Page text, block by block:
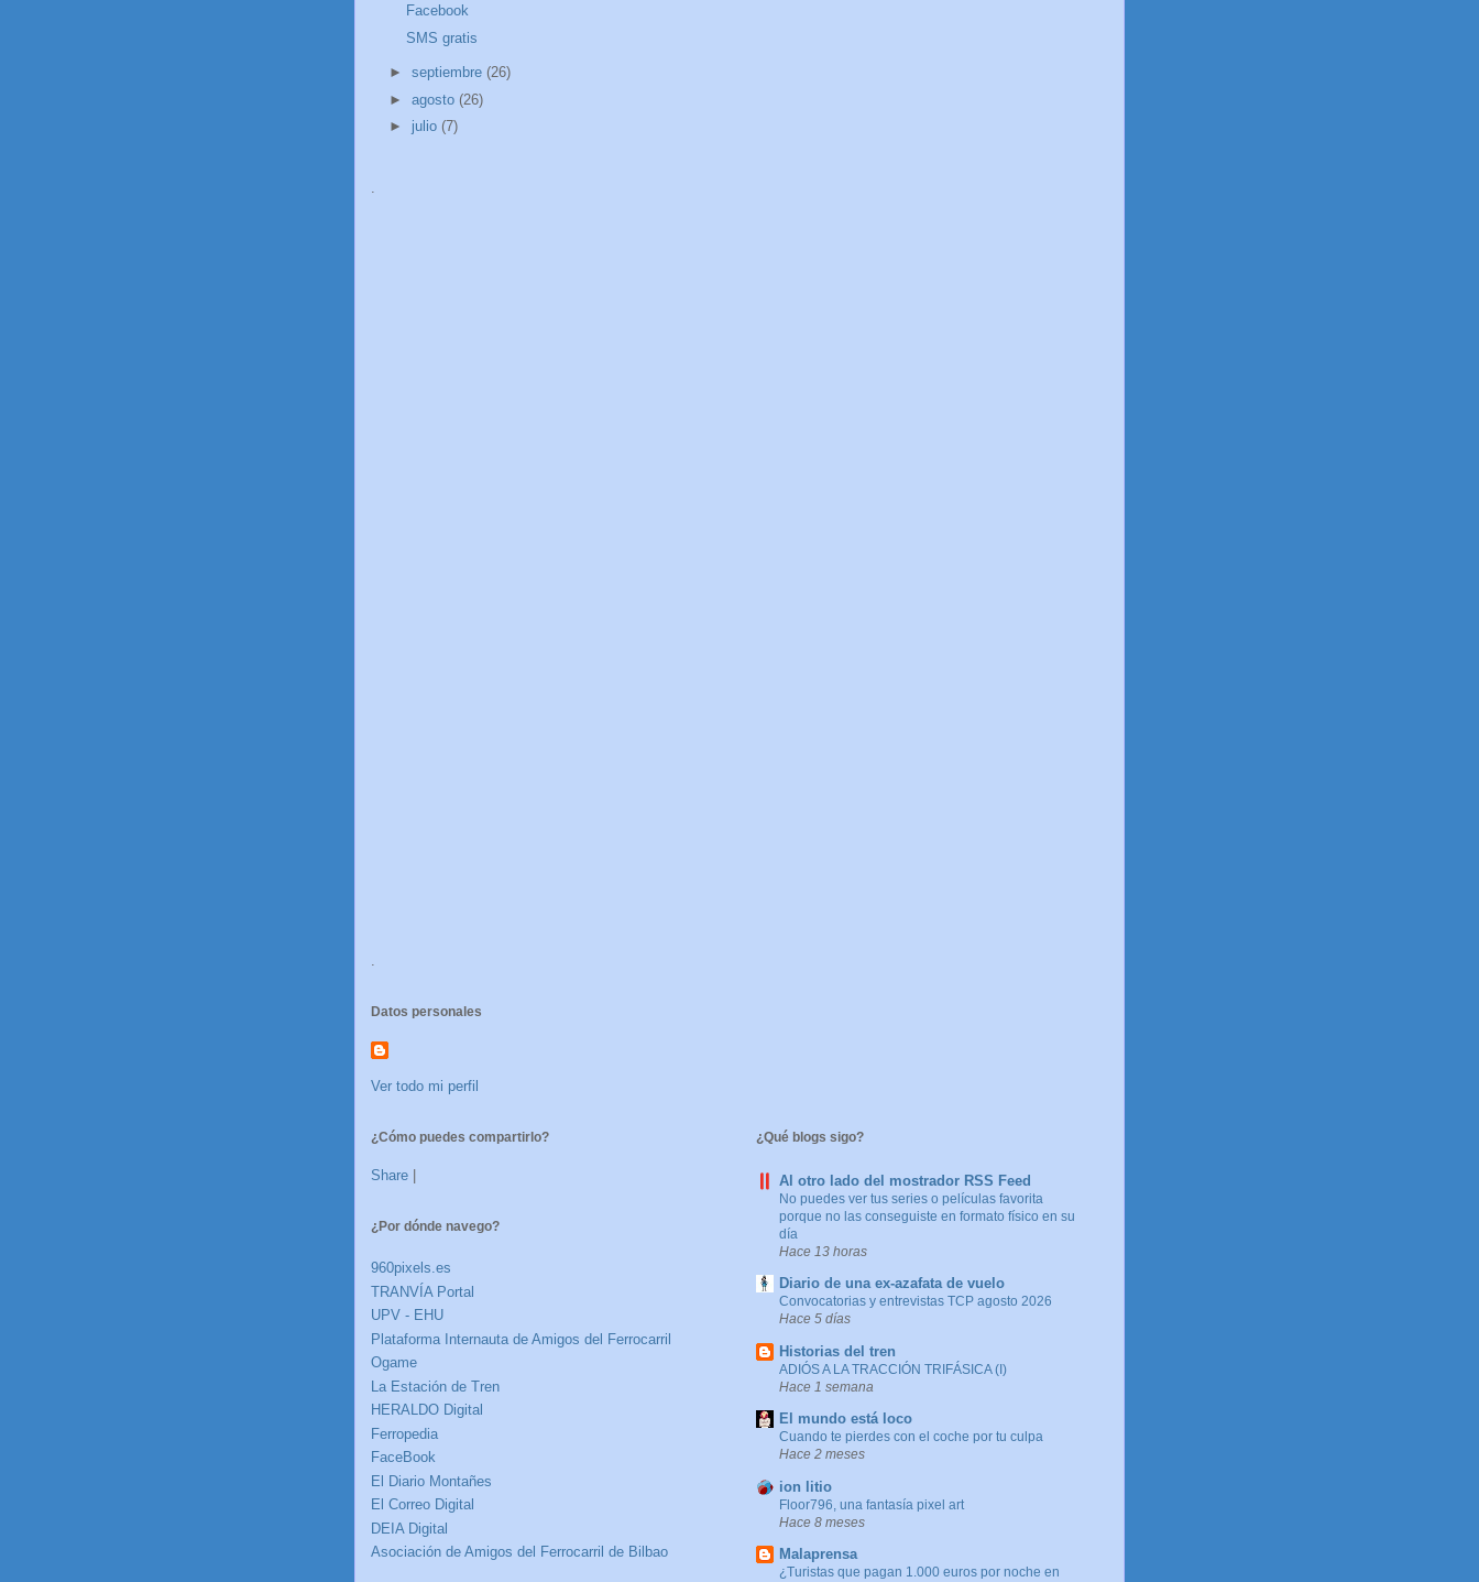
Facebook
SMS gratis
► septiembre (26)
► agosto (26)
► julio (7)
.
.
Datos personales
Ver todo mi perfil
¿Cómo puedes compartirlo?
Share
¿Por dónde navego?
960pixels.es
TRANVÍA Portal
UPV - EHU
Plataforma Internauta de Amigos del Ferrocarril
Ogame
La Estación de Tren
HERALDO Digital
Ferropedia
FaceBook
El Diario Montañes
El Correo Digital
DEIA Digital
Asociación de Amigos del Ferrocarril de Bilbao
¿Qué blogs sigo?
Al otro lado del mostrador RSS Feed
No puedes ver tus series o películas favorita
porque no las conseguiste en formato físico en su
día
Hace 13 horas
Diario de una ex-azafata de vuelo
Convocatorias y entrevistas TCP agosto 2026
Hace 5 días
Historias del tren
ADIÓS A LA TRACCIÓN TRIFÁSICA (I)
Hace 1 semana
El mundo está loco
Cuando te pierdes con el coche por tu culpa
Hace 2 meses
ion litio
Floor796, una fantasía pixel art
Hace 8 meses
Malaprensa
¿Turistas que pagan 1.000 euros por noche en